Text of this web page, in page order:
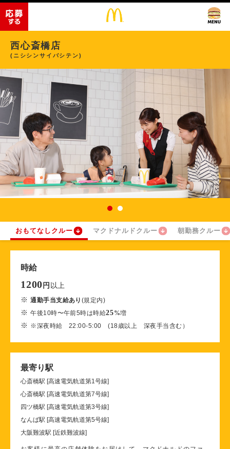
西心斎橋店
(ニシシンサイバシテン)
おもてなしクルー マクドナルドクルー 朝勤務クルー
時給
1200 円 以上
※通勤手当支給あり (規定内)
※午後10時〜午前5時は時給25%増
※ ※深夜時給 22:00-5:00 (18歳以上 深夜手当含む）
最寄り駅
心斎橋駅 [高速電気軌道第1号線]
心斎橋駅 [高速電気軌道第7号線]
四ツ橋駅 [高速電気軌道第3号線]
なんば駅 [高速電気軌道第5号線]
大阪難波駅 [近鉄難波線]